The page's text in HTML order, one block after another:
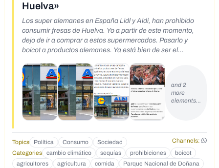
Huelva»
Los super alemanes en España Lidl y Aldi, han prohibido
consumir fresas de Huelva. Yo a partir de este momento,
dejo de ir a comprar a estos supermercados. Pasarlo y
boicot a productos alemanes. Ya está bien de ser el
https://twitter.com/IzarraldeT/status/1665257556183248896
and 2
more
elements…
Topics Política Consumo Sociedad
Channels:
Categories
cambio climático sequías prohibiciones
boicot
agricultores
agricultura comida
Parque Nacional de Doñana